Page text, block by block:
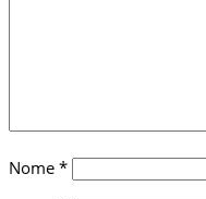
Nome *